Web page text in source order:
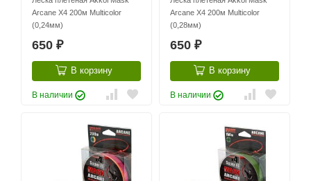
Arcane X4 200м Multicolor
(0,24мм)
650 ₽
В корзину
В наличии
Arcane X4 200м Multicolor
(0,28мм)
650 ₽
В корзину
В наличии